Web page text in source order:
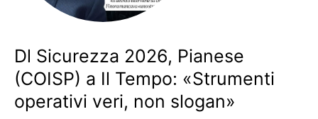
Dl Sicurezza 2026, Pianese
(COISP) a Il Tempo: «Strumenti
operativi veri, non slogan»